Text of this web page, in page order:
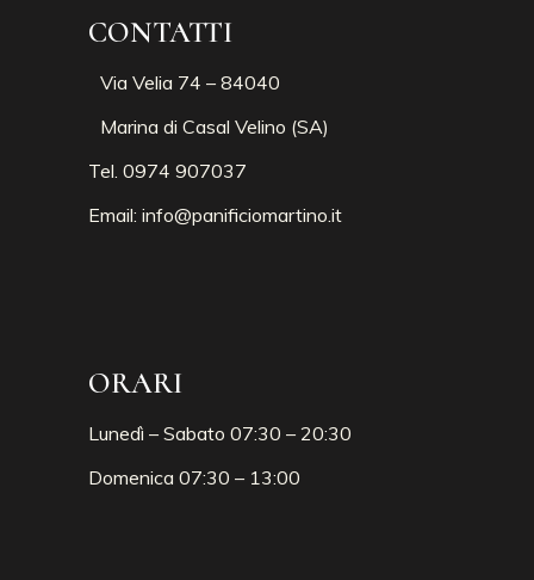
CONTATTI
Via Velia 74 – 84040
Marina di Casal Velino (SA)
Tel. 0974 907037
Email: info@panificiomartino.it
ORARI
Lunedì – Sabato 07:30 – 20:30
Domenica 07:30 – 13:00